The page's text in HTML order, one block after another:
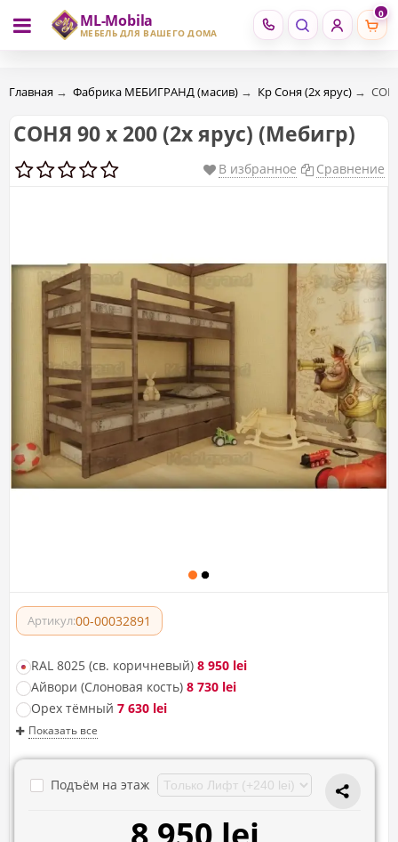
ML-Mobila
МЕБЕЛЬ ДЛЯ ВАШЕГО ДОМА
0
RU RO
Главная → Фабрика МЕБИГРАНД (масив) → Кр Соня (2х ярус) →
СОНЯ 90 х 200 (2х ярус) (Мебигр)
В избранное Сравнение
Артикул:00-00032891
RAL 8025 (св. коричневый) 8 950 lei
Айвори (Слоновая кость) 8 730 lei
Орех тёмный 7 630 lei
Показать все
Подъём на этаж